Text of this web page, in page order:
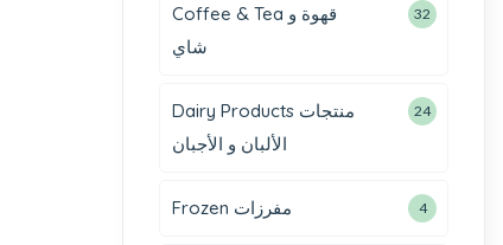
Coffee & Tea قهوة و
شاي
32
Dairy Products منتجات
الألبان و الأجبان
24
Frozen مفرزات 4